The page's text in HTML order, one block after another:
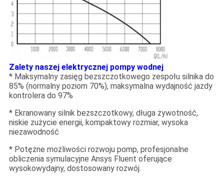
Zalety naszej elektrycznej pompy wodnej
* Maksymalny zasięg bezszczotkowego zespołu silnika do
85% (normalny poziom 70%), maksymalna wydajność jazdy
kontrolera do 97%
* Ekranowany silnik bezszczotkowy, długa żywotność,
niskie zużycie energii, kompaktowy rozmiar, wysoka
niezawodność
* Potężne możliwości rozwoju pomp, profesjonalne
obliczenia symulacyjne Ansys Fluent oferujące
wysokowydajny, dostosowany rozwój.